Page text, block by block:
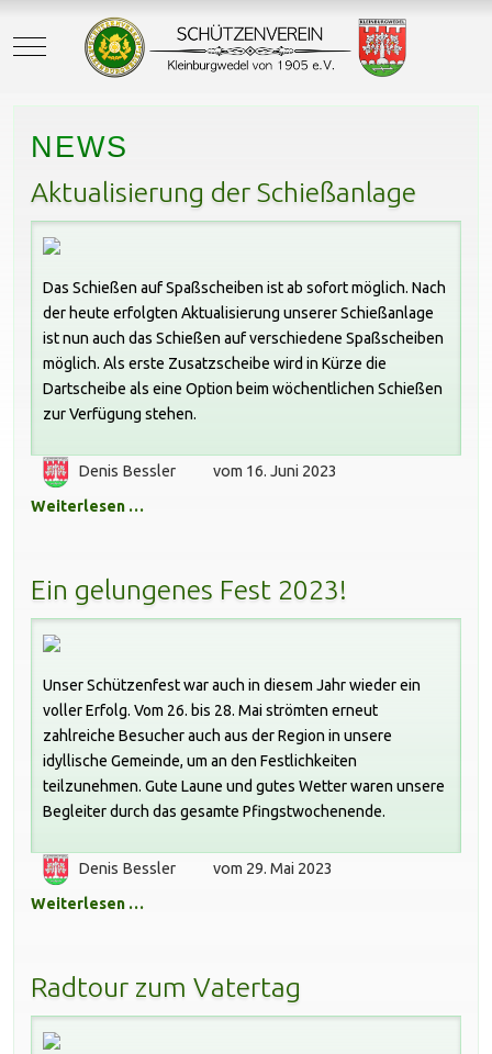
Mobile Menu Toggle
NEWS
Aktualisierung der Schießanlage
Das Schießen auf Spaßscheiben ist ab sofort möglich. Nach
der heute erfolgten Aktualisierung unserer Schießanlage
ist nun auch das Schießen auf verschiedene Spaßscheiben
möglich. Als erste Zusatzscheibe wird in Kürze die
Dartscheibe als eine Option beim wöchentlichen Schießen
zur Verfügung stehen.
Denis Bessler vom 16. Juni 2023
Weiterlesen …
Ein gelungenes Fest 2023!
Unser Schützenfest war auch in diesem Jahr wieder ein
voller Erfolg. Vom 26. bis 28. Mai strömten erneut
zahlreiche Besucher auch aus der Region in unsere
idyllische Gemeinde, um an den Festlichkeiten
teilzunehmen. Gute Laune und gutes Wetter waren unsere
Begleiter durch das gesamte Pfingstwochenende.
Denis Bessler vom 29. Mai 2023
Weiterlesen …
Radtour zum Vatertag